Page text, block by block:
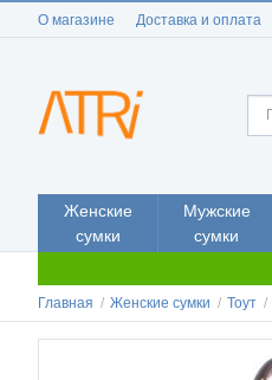
О магазине Доставка и оплата
Женские
сумки
Мужские
сумки
Главная / Женские сумки / Тоут /